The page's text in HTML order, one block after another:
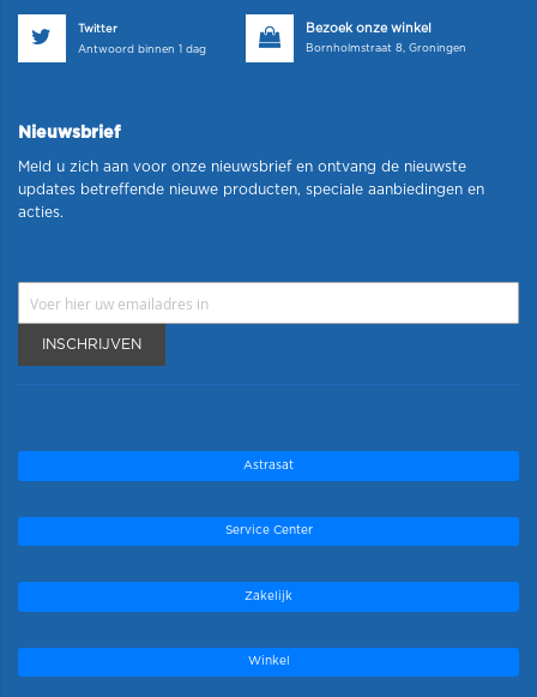
Twitter
Antwoord binnen 1 dag
Bezoek onze winkel
Bornholmstraat 8, Groningen
Nieuwsbrief
Meld u zich aan voor onze nieuwsbrief en ontvang de nieuwste
updates betreffende nieuwe producten, speciale aanbiedingen en
acties.
INSCHRIJVEN
Astrasat
Service Center
Zakelijk
Winkel